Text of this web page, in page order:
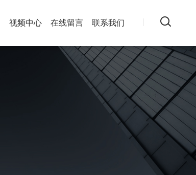
视频中心 在线留言 联系我们